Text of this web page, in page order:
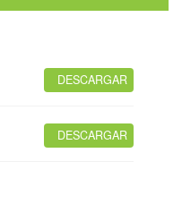
DESCARGAR
DESCARGAR